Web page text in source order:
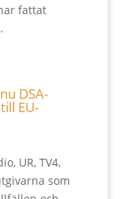
fattat
DSA-
EU-
UR, TV4,
som